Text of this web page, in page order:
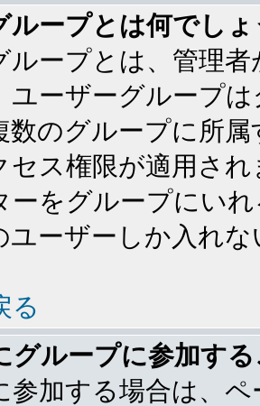
ループとは何でし
ループとは、管理
ユーザーグループ
数のグループに所
セス権限が適用さ
ーをグループにい
ユーザーしか入れ
る
グループに参加す
参加する場合は、